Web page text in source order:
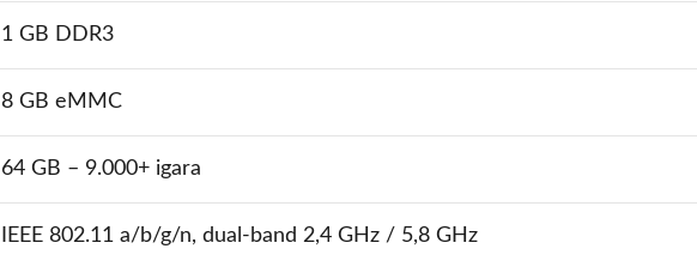
1 GB DDR3
8 GB eMMC
64 GB – 9.000+ igara
IEEE 802.11 a/b/g/n, dual-band 2,4 GHz / 5,8 GHz